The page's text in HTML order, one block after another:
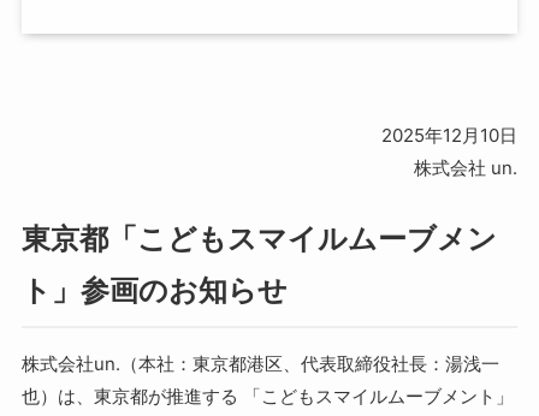
2025年12月10日
株式会社 un.
東京都「こどもスマイルムーブメン
ト」参画のお知らせ
株式会社un.（本社：東京都港区、代表取締役社長：湯浅一
也）は、東京都が推進する 「こどもスマイルムーブメント」